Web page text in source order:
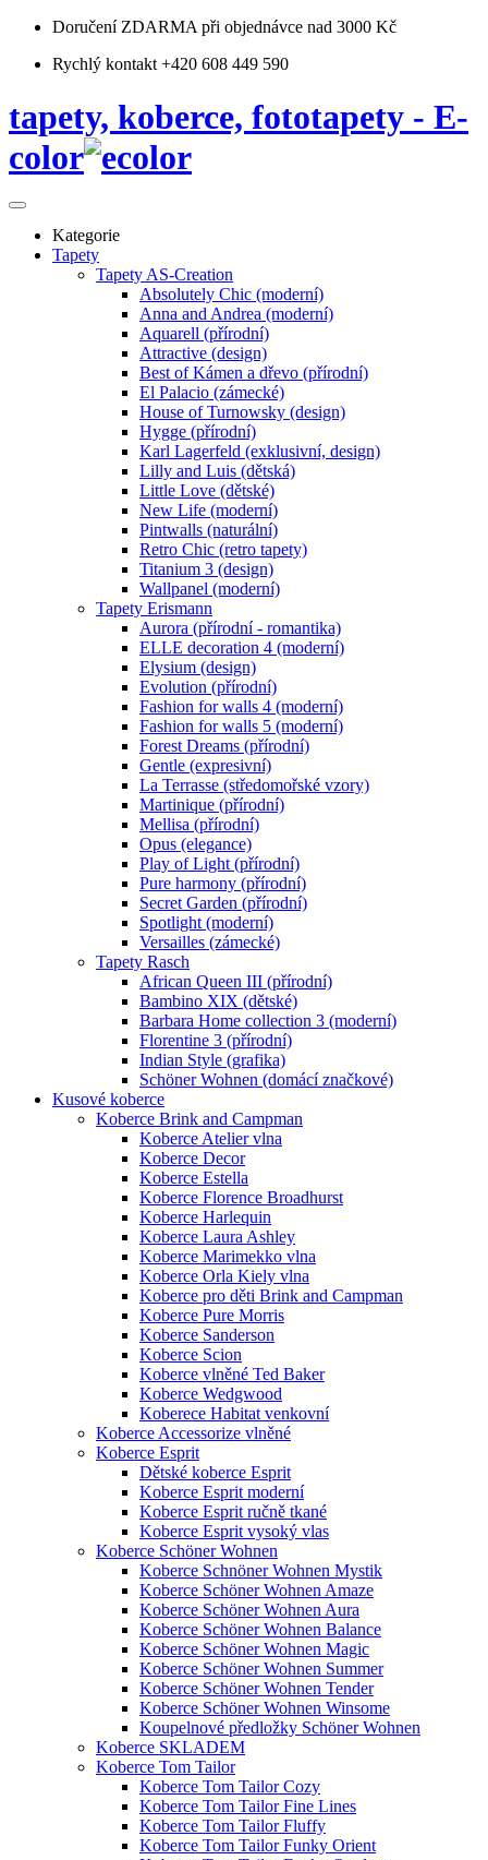
Doručení ZDARMA při objednávce nad 3000 Kč
Rychlý kontakt +420 608 449 590
tapety, koberce, fototapety - E-
color
Kategorie
Tapety
Tapety AS-Creation
Absolutely Chic (moderní)
Anna and Andrea (moderní)
Aquarell (přírodní)
Attractive (design)
Best of Kámen a dřevo (přírodní)
El Palacio (zámecké)
House of Turnowsky (design)
Hygge (přírodní)
Karl Lagerfeld (exklusivní, design)
Lilly and Luis (dětská)
Little Love (dětské)
New Life (moderní)
Pintwalls (naturální)
Retro Chic (retro tapety)
Titanium 3 (design)
Wallpanel (moderní)
Tapety Erismann
Aurora (přírodní - romantika)
ELLE decoration 4 (moderní)
Elysium (design)
Evolution (přírodní)
Fashion for walls 4 (moderní)
Fashion for walls 5 (moderní)
Forest Dreams (přírodní)
Gentle (expresivní)
La Terrasse (středomořské vzory)
Martinique (přírodní)
Mellisa (přírodní)
Opus (elegance)
Play of Light (přírodní)
Pure harmony (přírodní)
Secret Garden (přírodní)
Spotlight (moderní)
Versailles (zámecké)
Tapety Rasch
African Queen III (přírodní)
Bambino XIX (dětské)
Barbara Home collection 3 (moderní)
Florentine 3 (přírodní)
Indian Style (grafika)
Schöner Wohnen (domácí značkové)
Kusové koberce
Koberce Brink and Campman
Koberce Atelier vlna
Koberce Decor
Koberce Estella
Koberce Florence Broadhurst
Koberce Harlequin
Koberce Laura Ashley
Koberce Marimekko vlna
Koberce Orla Kiely vlna
Koberce pro děti Brink and Campman
Koberce Pure Morris
Koberce Sanderson
Koberce Scion
Koberce vlněné Ted Baker
Koberce Wedgwood
Koberece Habitat venkovní
Koberce Accessorize vlněné
Koberce Esprit
Dětské koberce Esprit
Koberce Esprit moderní
Koberce Esprit ručně tkané
Koberce Esprit vysoký vlas
Koberce Schöner Wohnen
Koberce Schnöner Wohnen Mystik
Koberce Schöner Wohnen Amaze
Koberce Schöner Wohnen Aura
Koberce Schöner Wohnen Balance
Koberce Schöner Wohnen Magic
Koberce Schöner Wohnen Summer
Koberce Schöner Wohnen Tender
Koberce Schöner Wohnen Winsome
Koupelnové předložky Schöner Wohnen
Koberce SKLADEM
Koberce Tom Tailor
Koberce Tom Tailor Cozy
Koberce Tom Tailor Fine Lines
Koberce Tom Tailor Fluffy
Koberce Tom Tailor Funky Orient